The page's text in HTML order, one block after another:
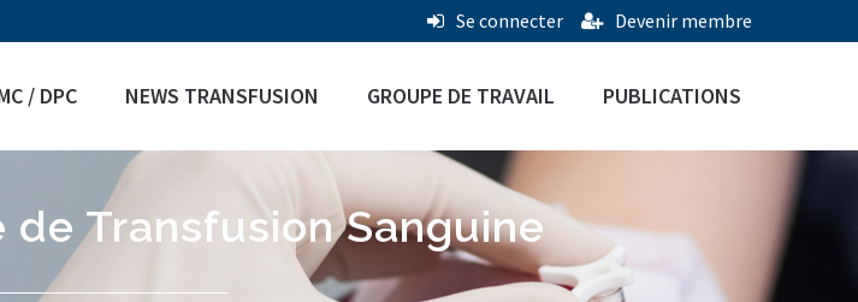
Devenir membre
Se connecter
/ DPC NEWS TRANSFUSION GROUPE DE TRAVAIL PUBLICATIONS
Transfusion Sanguine